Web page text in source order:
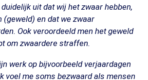
uit dat wij het zwaar hebben,
(geweld) en dat we zwaar
Ook veroordeeld men het geweld
om zwaardere straffen.
werk op bijvoorbeeld verjaardagen
voel me soms bezwaard als mensen